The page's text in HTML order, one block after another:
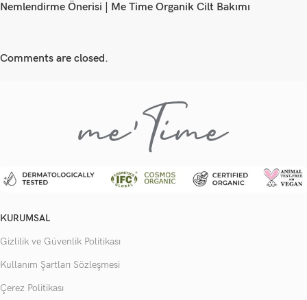
Nemlendirme Önerisi | Me Time Organik Cilt Bakımı
Comments are closed.
KURUMSAL
Gizlilik ve Güvenlik Politikası
Kullanım Şartları Sözleşmesi
Çerez Politikası